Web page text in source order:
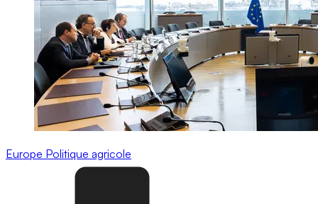
Europe Politique agricole